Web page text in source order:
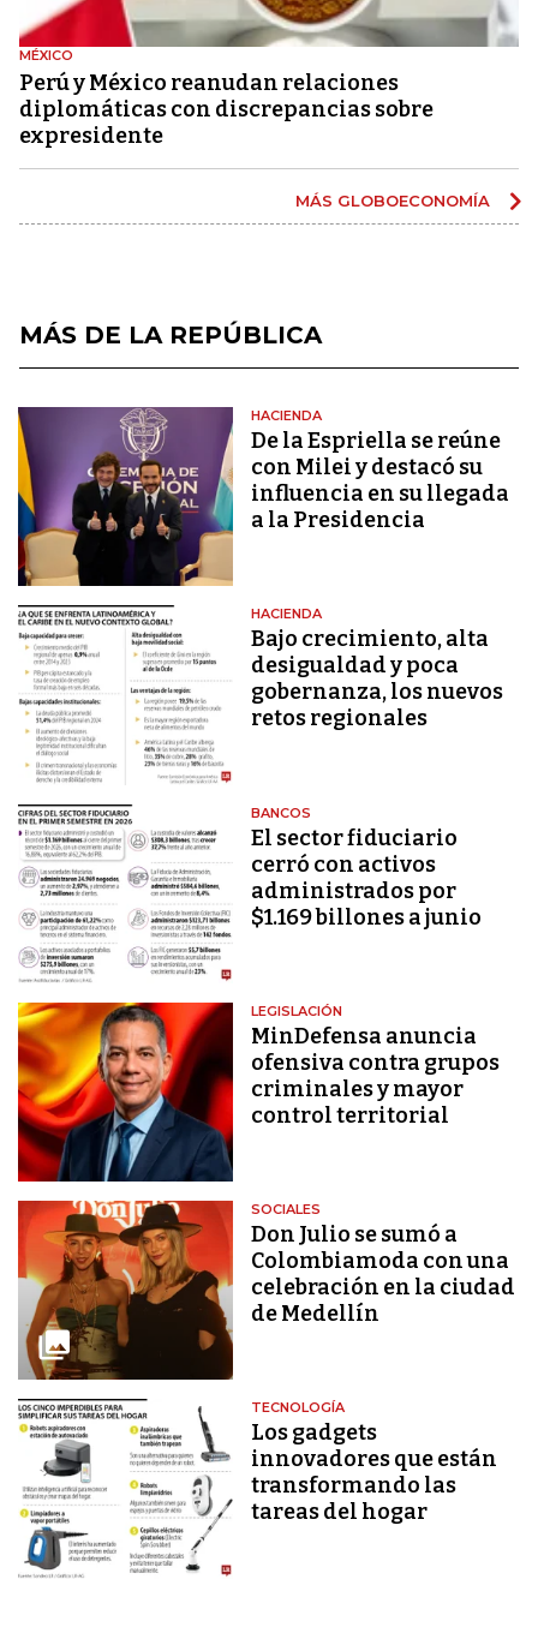
MÉXICO
Perú y México reanudan relaciones
diplomáticas con discrepancias sobre
expresidente
MÁS GLOBOECONOMÍA
MÁS DE LA REPÚBLICA
HACIENDA
De la Espriella se reúne
con Milei y destacó su
influencia en su llegada
a la Presidencia
HACIENDA
Bajo crecimiento, alta
desigualdad y poca
gobernanza, los nuevos
retos regionales
BANCOS
El sector fiduciario
cerró con activos
administrados por
$1.169 billones a junio
LEGISLACIÓN
MinDefensa anuncia
ofensiva contra grupos
criminales y mayor
control territorial
SOCIALES
Don Julio se sumó a
Colombiamoda con una
celebración en la ciudad
de Medellín
TECNOLOGÍA
Los gadgets
innovadores que están
transformando las
tareas del hogar